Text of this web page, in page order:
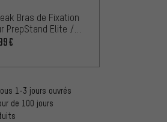
Bras de Fixation
PrepStand Elite /
Pro
1-3 jours ouvrés
de 100 jours